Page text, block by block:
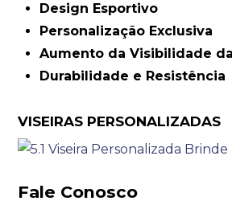
Design Esportivo
Personalização Exclusiva
Aumento da Visibilidade
Durabilidade e Resistência
VISEIRAS PERSONALIZADAS
Fale Conosco